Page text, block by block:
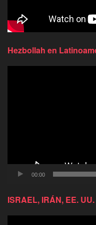
Hezbollah en
00:00
ISRAEL, IRÁN, EE.